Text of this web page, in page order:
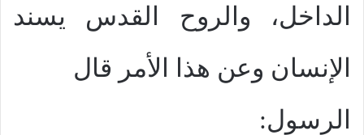
الداخل، والروح القدس يسند
الإنسان وعن هذا الأمر قال
الرسول: